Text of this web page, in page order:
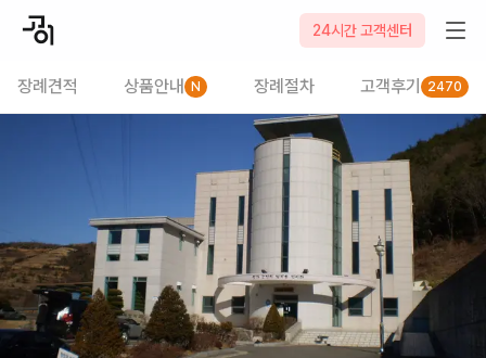
24시간 고객센터
장례견적 상품안내 N 장례절차 고객후기 2470